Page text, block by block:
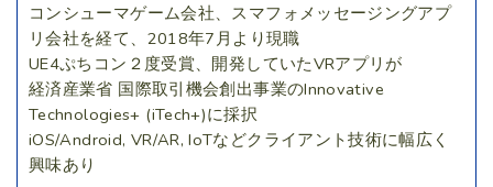
コンシューマゲーム会社、スマフォメッセージングアプ
リ会社を経て、2018年7月より現職
UE4ぷちコン２度受賞、開発していたVRアプリが
経済産業省 国際取引機会創出事業のInnovative
Technologies+ (iTech+)に採択
iOS/Android, VR/AR, IoTなどクライアント技術に幅広く
興味あり